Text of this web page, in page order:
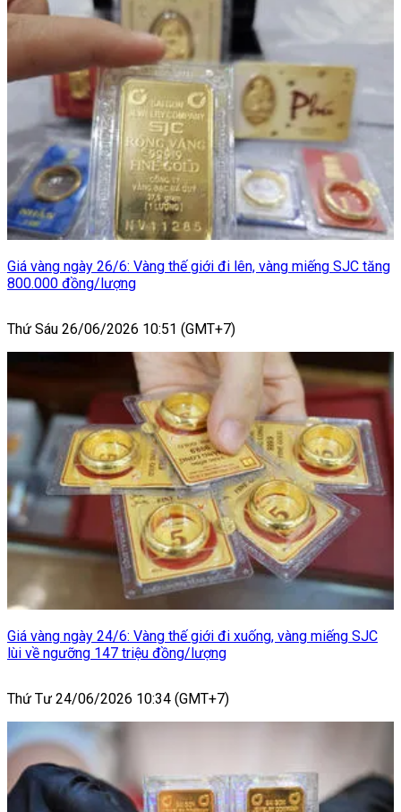
Giá vàng ngày 26/6: Vàng thế giới đi lên, vàng miếng SJC tăng
800.000 đồng/lượng
Thứ Sáu 26/06/2026 10:51 (GMT+7)
Giá vàng ngày 24/6: Vàng thế giới đi xuống, vàng miếng SJC
lùi về ngưỡng 147 triệu đồng/lượng
Thứ Tư 24/06/2026 10:34 (GMT+7)